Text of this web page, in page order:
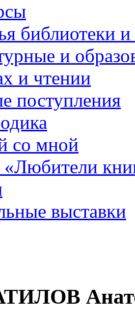
библиотеки
и
и чтении
поступления
со мной
выставки